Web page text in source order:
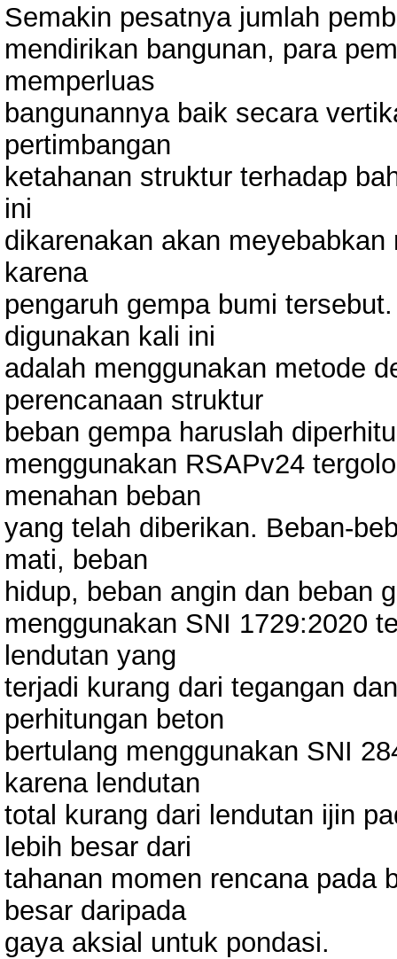
Semakin pesatnya jumlah
mendirikan bangunan, para
memperluas
bangunannya baik secara
pertimbangan
ketahanan struktur terhadap
ini
dikarenakan akan
karena
pengaruh gempa bumi
digunakan kali ini
adalah menggunakan metode
perencanaan struktur
beban gempa haruslah
menggunakan RSAPv24
menahan beban
yang telah diberikan. Beban-
mati, beban
hidup, beban angin dan beban
menggunakan SNI 1729:2020
lendutan yang
terjadi kurang dari tegangan
perhitungan beton
bertulang menggunakan SNI
karena lendutan
total kurang dari lendutan ijin
lebih besar dari
tahanan momen rencana pada
besar daripada
gaya aksial untuk pondasi.